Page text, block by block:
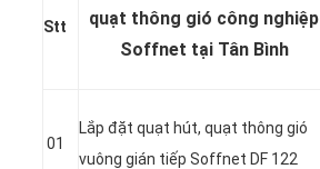
Stt
quạt thông gió công nghiệp
Soffnet tại Tân Bình
01
Lắp đặt quạt hút, quạt thông gió
vuông gián tiếp Soffnet DF 122